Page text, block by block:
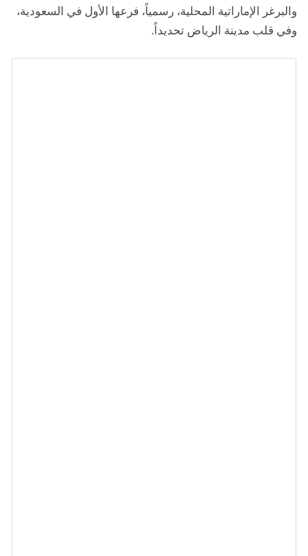
والبرغر الإماراتية المحلية، رسمياً، فرعها الأول في السعودية،
وفي قلب مدينة الرياض تحديداً.